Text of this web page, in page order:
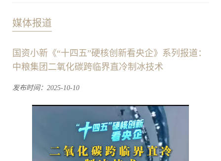
媒体报道
国资小新《“十四五”硬核创新看央企》系列报道：
中粮集团二氧化碳跨临界直冷制冰技术
发布时间：2025-10-10